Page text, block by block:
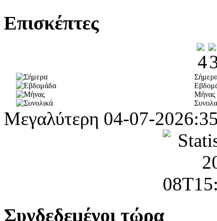
Επισκέπτες
Μήνας
Μεγαλύτερη 04-07-
Συνδεδεμένοι τώρα